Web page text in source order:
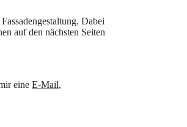
Dabei
auf den nächsten Seiten
eine E-Mail,